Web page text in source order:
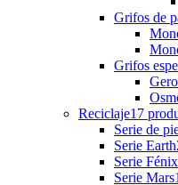
Grifos de
Grifos
Reciclaje17
Serie de
Serie Earth
Serie Fénix
Serie Mars1